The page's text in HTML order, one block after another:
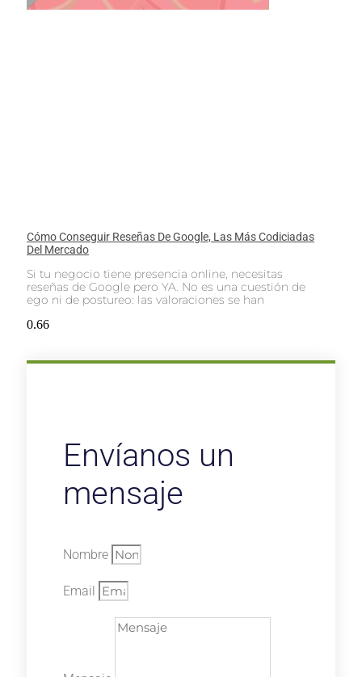
Cómo Conseguir Reseñas De Google, Las Más Codiciadas
Del Mercado
Si tu negocio tiene presencia online, necesitas
reseñas de Google pero YA. No es una cuestión de
ego ni de postureo: las valoraciones se han
Envíanos un
mensaje
Nombre
Email